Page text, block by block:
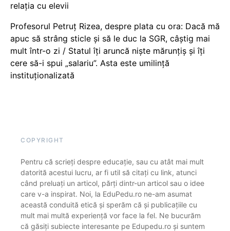
relația cu elevii
Profesorul Petruț Rizea, despre plata cu ora: Dacă mă
apuc să strâng sticle și să le duc la SGR, câștig mai
mult într-o zi / Statul îți aruncă niște mărunțiș și îți
cere să-i spui „salariu”. Asta este umilință
instituționalizată
COPYRIGHT
Pentru că scrieți despre educație, sau cu atât mai mult
datorită acestui lucru, ar fi util să citați cu link, atunci
când preluați un articol, părți dintr-un articol sau o idee
care v-a inspirat. Noi, la EduPedu.ro ne-am asumat
această conduită etică și sperăm că și publicațiile cu
mult mai multă experiență vor face la fel. Ne bucurăm
că găsiți subiecte interesante pe Edupedu.ro și suntem